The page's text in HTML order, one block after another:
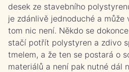
desek ze stavebního
je zdánlivě jednoduché a může
tom nic není. Někdo se
stačí potřít polystyren a zdivo
tmelem, a že ten se postará o
materiálů a není pak nutné dál